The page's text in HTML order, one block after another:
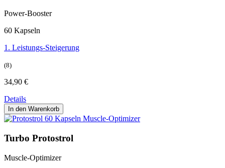
Power-Booster
60 Kapseln
1. Leistungs-Steigerung
(8)
34,90 €
Details
In den Warenkorb
Turbo Protostrol
Muscle-Optimizer